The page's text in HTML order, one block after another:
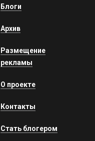
Блоги
Архив
Размещение
рекламы
О проекте
Контакты
Стать блогером